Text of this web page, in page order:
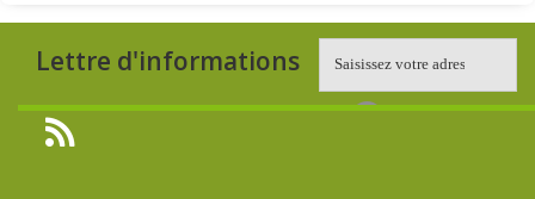
Lettre d'informations